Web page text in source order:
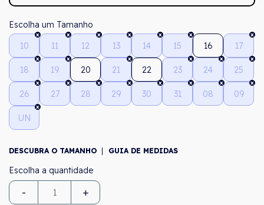
Tamanho
10
11 12 13 14 15 16 17
18 19 20 21 22 23 24 25
26 27 28 29 30 31 08 09
UN
DESCUBRA O TAMANHO GUIA DE MEDIDAS
- +